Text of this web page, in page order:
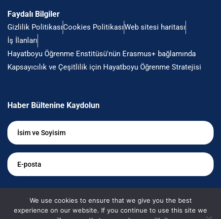
Faydalı Bilgiler
Gizlilik PolitikasıCookies PolitikasıWeb sitesi haritası
İş İlanları
Hayatboyu Öğrenme Enstitüsü'nün Erasmus+ bağlamında
Kapsayıcılık ve Çeşitlilik için Hayatboyu Öğrenme Stratejisi
Haber Bültenine Kaydolun
İsim
ve
Soyisim *
E-
posta *
Bilgilendirilmek istiyorum
We use cookies to ensure that we give you the best
experience on our website. If you continue to use this site we